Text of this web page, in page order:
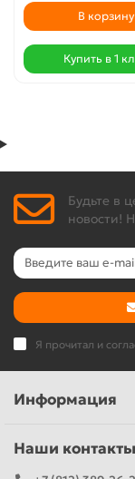
В корзину
Купить в 1
Будьте в
новости!
Я прочитал и
Информация
Наши контакты